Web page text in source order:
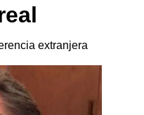
extranjera